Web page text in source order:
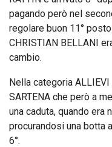
pagando però nel
regolare buon 11°
CHRISTIAN BELLANI
cambio.
Nella categoria
SARTENA che però a
una caduta, quando
procurandosi una botta
6°.